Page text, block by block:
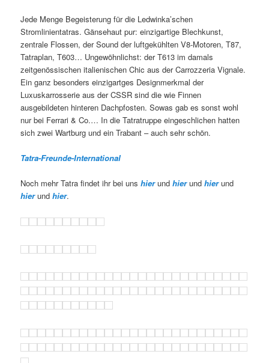
Jede Menge Begeisterung für die Ledwinka’schen
Stromlinientatras. Gänsehaut pur: einzigartige Blechkunst,
zentrale Flossen, der Sound der luftgekühlten V8-Motoren, T87,
Tatraplan, T603… Ungewöhnlichst: der T613 im damals
zeitgenössischen italienischen Chic aus der Carrozzeria Vignale.
Ein ganz besonders einzigartges Designmerkmal der
Luxuskarrosserie aus der CSSR sind die wie Finnen
ausgebildeten hinteren Dachpfosten. Sowas gab es sonst wohl
nur bei Ferrari & Co.… In die Tatratruppe eingeschlichen hatten
sich zwei Wartburg und ein Trabant – auch sehr schön.
Tatra-Freunde-International
Noch mehr Tatra findet ihr bei unshierundhierundhierund
hierundhier.